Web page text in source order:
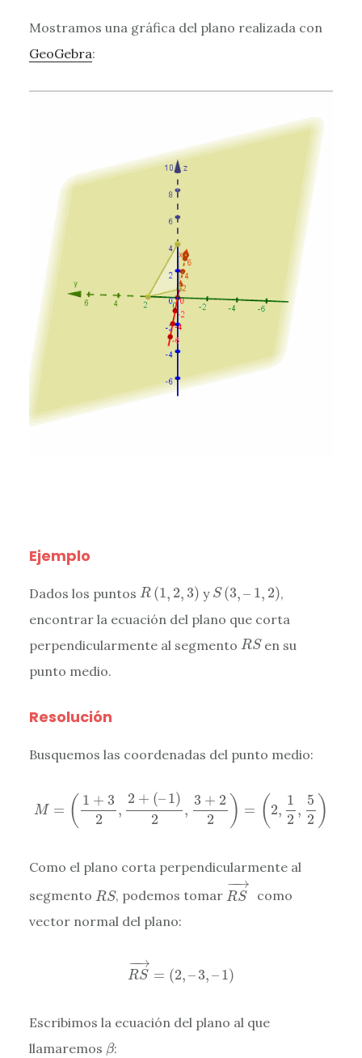
Mostramos una gráfica del plano realizada con
GeoGebra:
Ejemplo
Dados los puntos R (1, 2,3)
R( 1,2 3 y S (3, – 1, 2)
S(3, ,2
,
encontrar la ecuación del plano que corta
perpendicularmente al segmento RS
RSen su
punto medio.
Resolución
Busquemos las coordenadas del punto medio:
M = ( 1 + 3
2
,
2 + (–1)
2
,
3 + 2
2
) = ( 2,
1
2
,
5
2 )
M =( 1+ 2, 2 (– 1)2 3+ 22 )=( 5
Como el plano corta perpendicularmente al
segmento RS
RS, podemos tomar
−→
RS
RS→
como
vector normal del plano:
−→
RS = (2,–3,–1)
RS
Escribimos la ecuación del plano al que
llamaremos β
β: